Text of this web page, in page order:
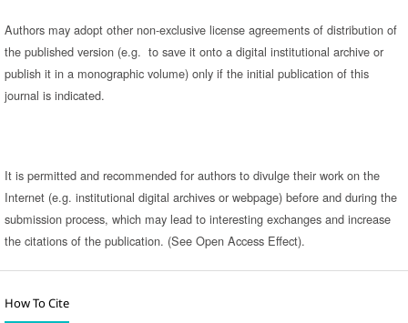
Authors may adopt other non-exclusive license agreements of distribution of
the published version (e.g. to save it onto a digital institutional archive or
publish it in a monographic volume) only if the initial publication of this
journal is indicated.
It is permitted and recommended for authors to divulge their work on the
Internet (e.g. institutional digital archives or webpage) before and during the
submission process, which may lead to interesting exchanges and increase
the citations of the publication. (See Open Access Effect).
How To Cite